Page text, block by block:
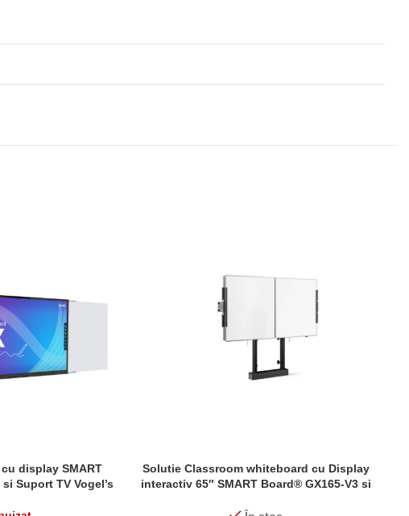
display SMART
Suport TV Vogel’s
CITEȘTE MAI MULT
Solutie Classroom whiteboard cu Display
interactiv 65″ SMART Board® GX165-V3 si